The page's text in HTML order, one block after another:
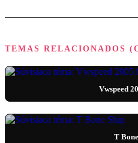
TEMAS RELACIONADOS
Vwspeed
T